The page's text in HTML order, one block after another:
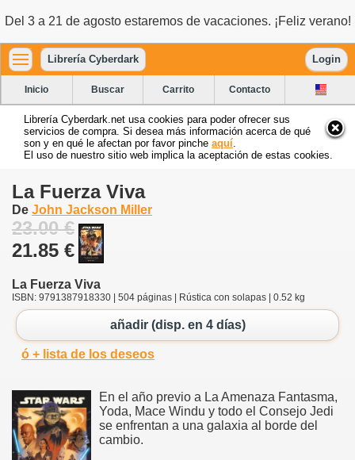
Del 3 a 21 de agosto estaremos de vacaciones. ¡Feliz verano!
Librería Cyberdark Login
Inicio Buscar Carrito Contacto
Librería Cyberdark.net usa cookies para poder ofrecer sus
servicios de compra. Si desea más información acerca de qué
son y en qué le afectan por favor pinche aquí
El uso de nuestro sitio web implica la aceptación de estas cookies.
La Fuerza Viva
De John Jackson Miller
23.00 €
21.85 €
La Fuerza Viva
ISBN: 9791387918330 | 504 páginas | Rústica con solapas | 0.52 kg
añadir (disp. en 4 días)
ó + lista de los deseos
En el año previo a La Amenaza Fantasma,
Yoda, Mace Windu y todo el Consejo Jedi
se enfrentan a una galaxia al borde del
cambio.